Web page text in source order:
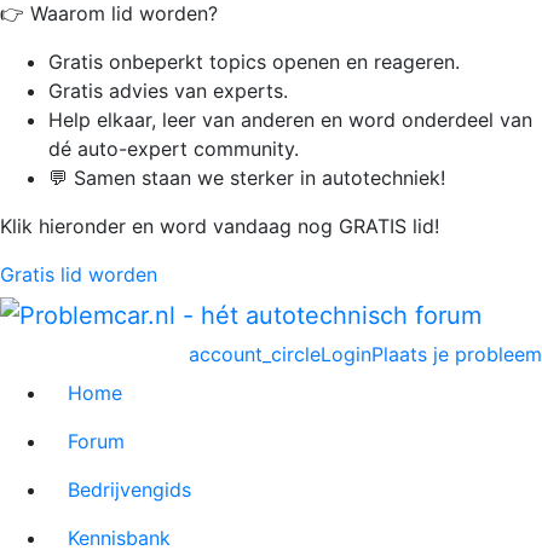
👉 Waarom lid worden?
Gratis onbeperkt topics openen en reageren.
Gratis advies van experts.
Help elkaar, leer van anderen en word onderdeel van
dé auto-expert community.
💬 Samen staan we sterker in autotechniek!
Klik hieronder en word vandaag nog GRATIS lid!
Gratis lid worden
Plaats je probleem
account_circleLogin
Home
Forum
Bedrijvengids
Kennisbank